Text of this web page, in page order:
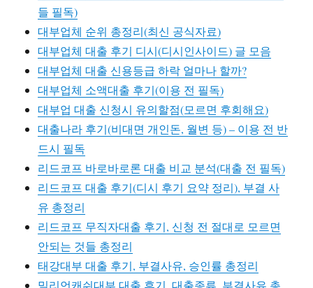
들 필독)
대부업체 순위 총정리(최신 공식자료)
대부업체 대출 후기 디시(디시인사이드) 글 모음
대부업체 대출 신용등급 하락 얼마나 할까?
대부업체 소액대출 후기(이용 전 필독)
대부업 대출 신청시 유의할점(모르면 후회해요)
대출나라 후기(비대면 개인돈, 월변 등) – 이용 전 반
드시 필독
리드코프 바로바로론 대출 비교 분석(대출 전 필독)
리드코프 대출 후기(디시 후기 요약 정리), 부결 사
유 총정리
리드코프 무직자대출 후기, 신청 전 절대로 모르면
안되는 것들 총정리
태강대부 대출 후기, 부결사유, 승인률 총정리
밀리언캐쉬대부 대출 후기, 대출종류, 부결사유 총